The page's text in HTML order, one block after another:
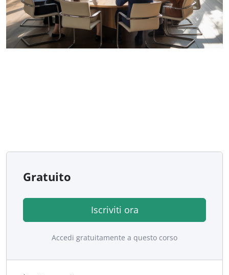
Gratuito
Iscriviti ora
Accedi gratuitamente a questo corso